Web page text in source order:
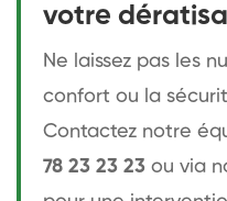
votre
Ne laissez pas les
confort ou la
Contactez notre
78 23 23 23 ou via